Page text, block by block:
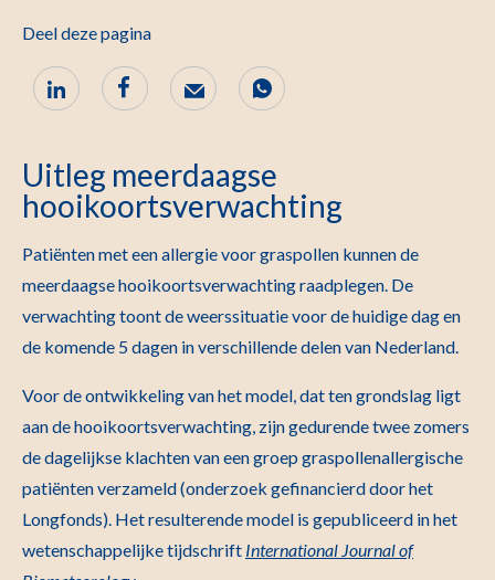
Deel deze pagina
Uitleg meerdaagse
hooikoortsverwachting
Patiënten met een allergie voor graspollen kunnen de
meerdaagse hooikoortsverwachting raadplegen. De
verwachting toont de weerssituatie voor de huidige dag en
de komende 5 dagen in verschillende delen van Nederland.
Voor de ontwikkeling van het model, dat ten grondslag ligt
aan de hooikoortsverwachting, zijn gedurende twee zomers
de dagelijkse klachten van een groep graspollenallergische
patiënten verzameld (onderzoek gefinancierd door het
Longfonds). Het resulterende model is gepubliceerd in het
wetenschappelijke tijdschrift International Journal of